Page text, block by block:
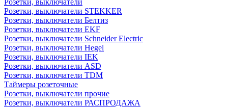
Розетки, выключатели
Розетки, выключатели STEKKER
Розетки, выключатели Белтиз
Розетки, выключатели EKF
Розетки, выключатели Schneider Electric
Розетки, выключатели Hegel
Розетки, выключатели IEK
Розетки, выключатели ASD
Розетки, выключатели TDM
Таймеры розеточные
Розетки, выключатели прочие
Розетки, выключатели РАСПРОДАЖА